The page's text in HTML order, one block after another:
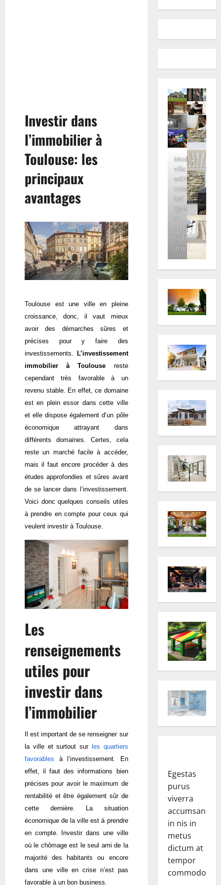
Investir dans
l’immobilier à
Toulouse: les
principaux
avantages
Toulouse est une ville en pleine
croissance, donc, il vaut mieux
avoir des démarches sûres et
précises pour y faire des
investissements.
L’investissement
immobilier à Toulouse reste
cependant très favorable à un
revenu stable. En effet, ce domaine
est en plein essor dans cette ville
et elle dispose également d’un pôle
économique attrayant dans
différents domaines. Certes, cela
reste un marché facile à accéder,
mais il faut encore procéder à des
études approfondies et sûres avant
de se lancer dans l’investissement.
Voici donc quelques conseils utiles
à prendre en compte pour ceux qui
veulent investir à Toulouse.
Les
renseignements
utiles pour
investir dans
l’immobilier
Il est important de se renseigner sur
la ville et surtout sur les quartiers
favorables à l’investissement. En
effet, il faut des informations bien
précises pour avoir le maximum de
rentabilité et être également sûr de
cette dernière. La situation
économique de la ville est à prendre
en compte. Investir dans une ville
où le chômage est le seul ami de la
majorité des habitants ou encore
dans une ville en crise n’est pas
favorable à un bon business.
Modern
villa
with
colored
led
lights
at
night.
Nobody
inside
Egestas
purus
viverra
accumsan
in nis in
metus
dictum at
tempor
commodo.